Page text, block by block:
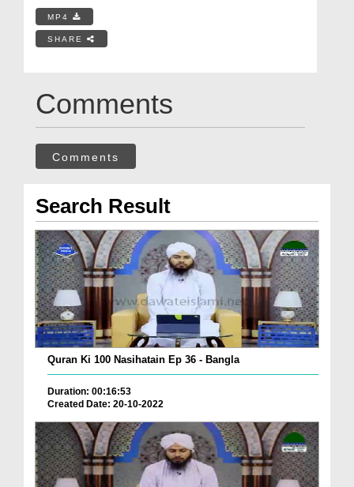
MP4
SHARE
Comments
Comments
Search Result
Quran Ki 100 Nasihatain Ep 36 - Bangla
Duration: 00:16:53
Created Date: 20-10-2022